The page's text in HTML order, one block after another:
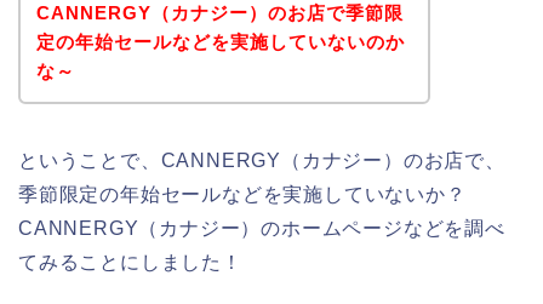
CANNERGY（カナジー）のお店で季節限
定の年始セールなどを実施していないのか
な～
ということで、CANNERGY（カナジー）のお店で、
季節限定の年始セールなどを実施していないか？
CANNERGY（カナジー）のホームページなどを調べ
てみることにしました！